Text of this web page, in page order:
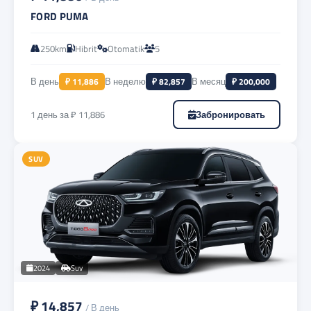
FORD PUMA
250km Hibrit Otomatik 5
В день ₽ 11,886 В неделю ₽ 82,857 В месяц ₽ 200,000
1 день за ₽ 11,886 Забронировать
SUV
2024 Suv
₽ 14,857 / В день